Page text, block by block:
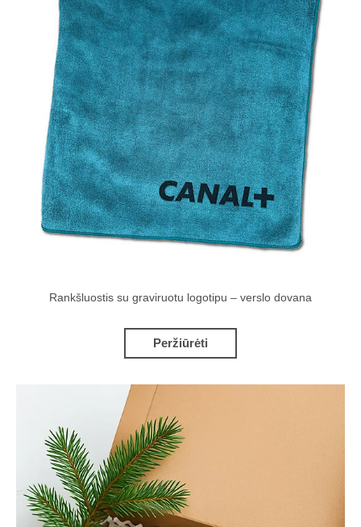
Rankšluostis su graviruotu logotipu – verslo dovana
Peržiūrėti